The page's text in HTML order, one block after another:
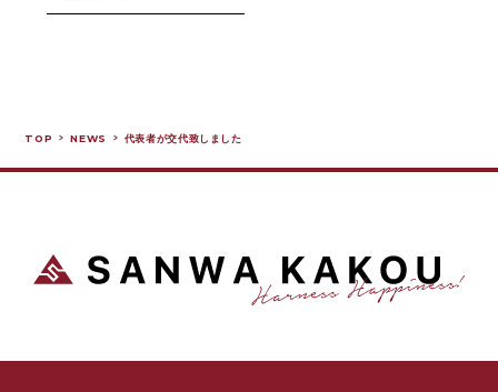
TOP NEWS 代表者が交代致しました